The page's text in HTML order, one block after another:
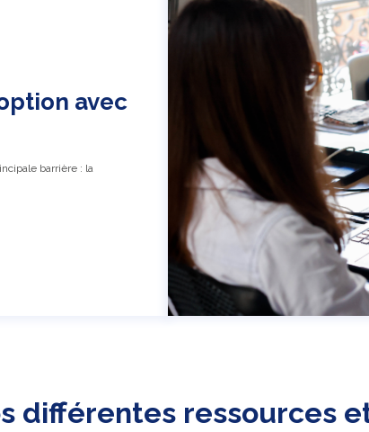
avec
barrière : la
différentes ressources